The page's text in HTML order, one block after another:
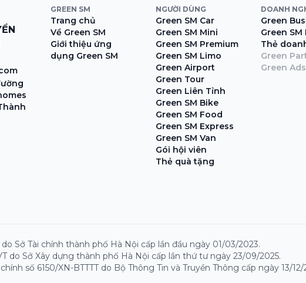
GREEN SM
Trang chủ
Về Green SM
Giới thiệu ứng
dụng Green SM
NGƯỜI DÙNG
Green SM Car
Green SM Mini
Green SM Premium
Green SM Limo
Green Airport
Green Tour
Green Liên Tỉnh
Green SM Bike
Green SM Food
Green SM Express
Green SM Van
Gói hội viên
Thẻ quà tặng
DOANH
Green
Green
Thẻ
Green
Green Ads
Sở Tài chính thành phố Hà Nội cấp lần đầu ngày 01/03/2023.
do Sở Xây dựng thành phố Hà Nội cấp lần thứ tư ngày 23/09/2025.
số 6150/XN-BTTTT do Bộ Thông Tin và Truyền Thông cấp ngày 13/12/